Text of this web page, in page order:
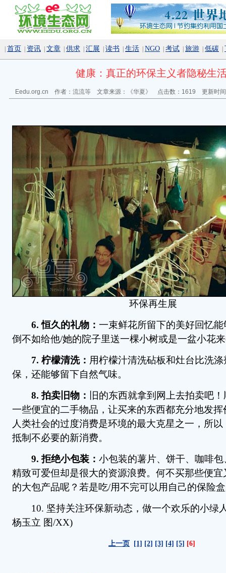
首页 资讯 文章 供求 汇展 读书 生活 NGO 考试 旅游 低碳
健康：真正的环保主义者隐秘生
Eedu.org.cn 作者： 流流等 文章来源： 《华夏》 点击数： 1619 更新时
环保再生展
6. 恒久的礼物： 一束鲜花所留下的美好回忆
倒不如给他/她的院子里送一棵小树或是一盆小花
7. 柠檬清洗： 用柠檬汁清洗砧板和灶台比洗
保，还能够留下自然气味。
8. 拍卖旧物：
旧的东西就拿到网上去拍卖吧
一些便宜的二手物品，让买来的东西都充分地发
人类社会的过度消费是环境的最大克星之一，所
抵制不必要的新消费。
9. 拒绝小包装： 小包装的薯片、饼干、咖啡
精致可爱但却是很大的资源浪费。何不买那些便
的大包产品呢？若是吃/用不完可以用自己的保险
10. 坚持关注环保新动态，做一个欢乐的小绿
杨玉立 图/XX)
上一页 [1] [2] [3] [4] [5] [6]